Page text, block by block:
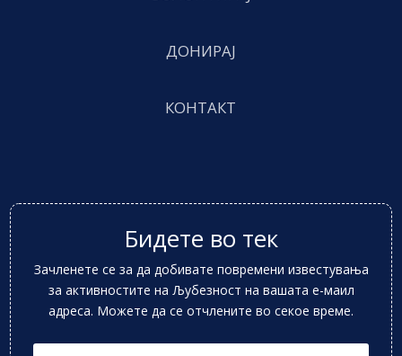
ДОНИРАЈ
КОНТАКТ
Бидете во тек
Зачленете се за да добивате повремени известувања
за активностите на Љубезност на вашата е-маил
адреса. Можете да се отчлените во секое време.